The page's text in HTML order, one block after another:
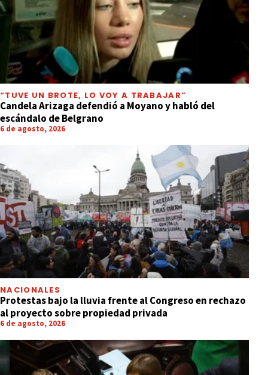
“TUVE UN BROTE, LO VOY A TRABAJAR”
Candela Arizaga defendió a Moyano y habló del
escándalo de Belgrano
6 de agosto, 2026
NACIONALES
Protestas bajo la lluvia frente al Congreso en rechazo
al proyecto sobre propiedad privada
6 de agosto, 2026